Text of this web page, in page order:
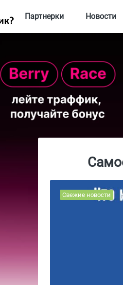
Партнерки Новости
Свежие новости